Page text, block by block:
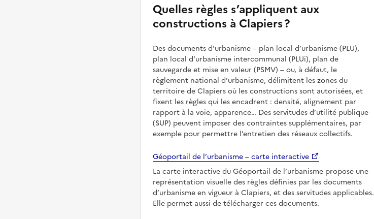
Quelles règles s’appliquent aux
constructions à Clapiers ?
Des documents d’urbanisme – plan local d’urbanisme (PLU),
plan local d’urbanisme intercommunal (PLUi), plan de
sauvegarde et mise en valeur (PSMV) – ou, à défaut, le
règlement national d’urbanisme, délimitent les zones du
territoire de Clapiers où les constructions sont autorisées, et
fixent les règles qui les encadrent : densité, alignement par
rapport à la voie, apparence… Des servitudes d’utilité publique
(SUP) peuvent imposer des contraintes supplémentaires, par
exemple pour permettre l’entretien des réseaux collectifs.
Géoportail de l’urbanisme – carte interactive
La carte interactive du Géoportail de l’urbanisme propose une
représentation visuelle des règles définies par les documents
d’urbanisme en vigueur à Clapiers, et des servitudes applicables.
Elle permet aussi de télécharger ces documents.